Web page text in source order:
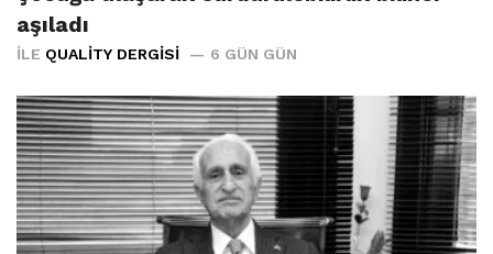
aşıladı
İLE QUALITY DERGISI 6 GÜN GÜN